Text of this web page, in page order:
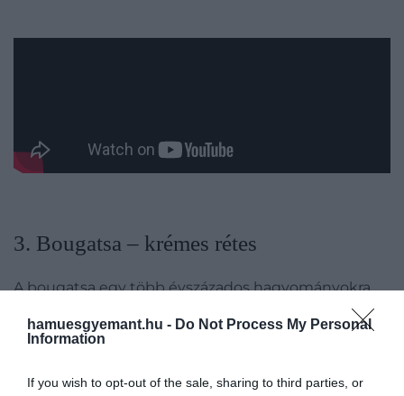
hamuesgyemant.hu - Do Not Process My Personal
Information
If you wish to opt-out of the sale, sharing to third parties, or
3. Bougatsa – krémes rétes
A bougatsa egy több évszázados hagyományokra
visszatekintő, sokoldalú görög rétesféle, amely mind
a sós, mind az édes ízek rajongóinak kedvence
krém van, amelyben a vaníliás jegyek dominálnak, a